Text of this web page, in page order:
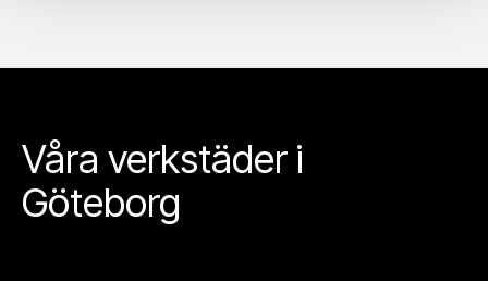
Våra verkstäder i
Göteborg